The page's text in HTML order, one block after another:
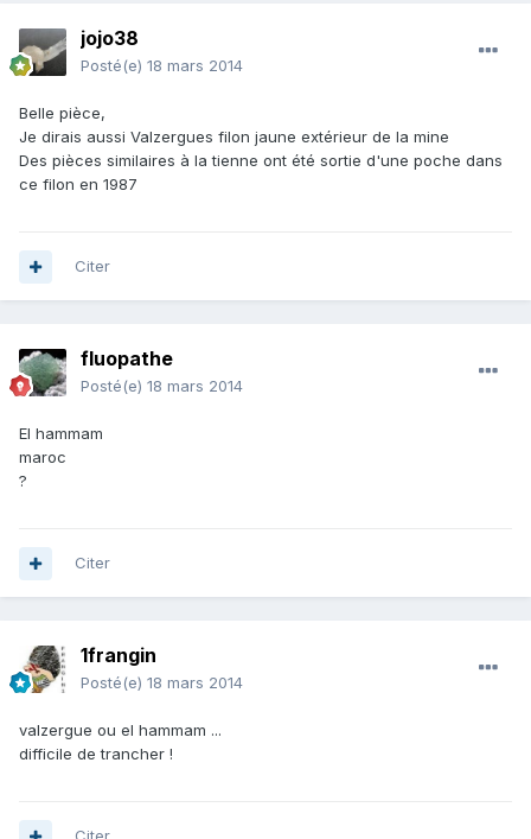
jojo38
Posté(e) 18 mars 2014
Belle pièce,
Je dirais aussi Valzergues filon jaune extérieur de la mine
Des pièces similaires à la tienne ont été sortie d'une poche dans
ce filon en 1987
Citer
fluopathe
Posté(e) 18 mars 2014
El hammam
maroc
?
Citer
1frangin
Posté(e) 18 mars 2014
valzergue ou el hammam ...
difficile de trancher !